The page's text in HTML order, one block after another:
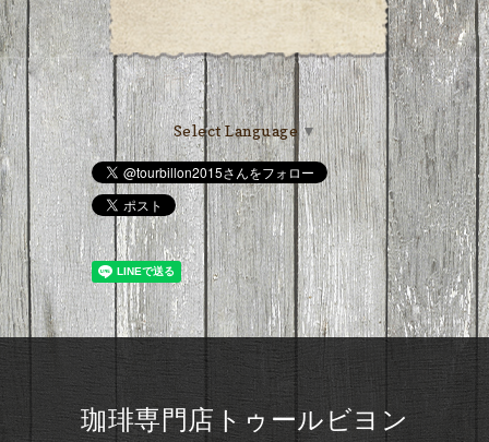
Select Language ▼
珈琲専門店トゥールビヨン